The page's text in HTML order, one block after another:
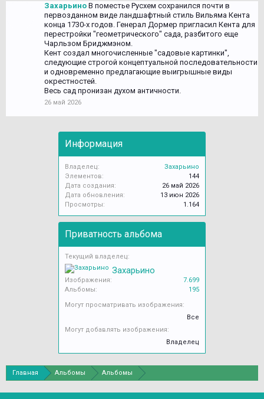
Захарьино В поместье Русхем сохранился почти в
первозданном виде ландшафтный стиль Вильяма Кента
конца 1730-х годов. Генерал Дормер пригласил Кента для
перестройки "геометрического" сада, разбитого еще
Чарльзом Бриджмэном.
Кент создал многочисленные "садовые картинки",
следующие строгой концептуальной последовательности
и одновременно предлагающие выигрышные виды
окрестностей.
Весь сад пронизан духом античности.
26 май 2026
Информация
Владелец:
Захарьино
Элементов:
144
Дата создания:
26 май 2026
Дата обновления:
13 июн 2026
Просмотры:
1.164
Приватность альбома
Текущий владелец:
Захарьино
Изображения:
7.699
Альбомы:
195
Могут просматривать изображения:
Все
Могут добавлять изображения:
Владелец
Главная Альбомы Альбомы